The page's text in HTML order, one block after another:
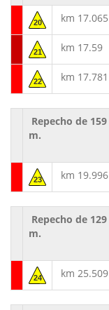
20 km 17.065
21 km 17.59
22 km 17.781
Repecho de 159
m.
23 km 19.996
Repecho de 129
m.
24 km 25.509